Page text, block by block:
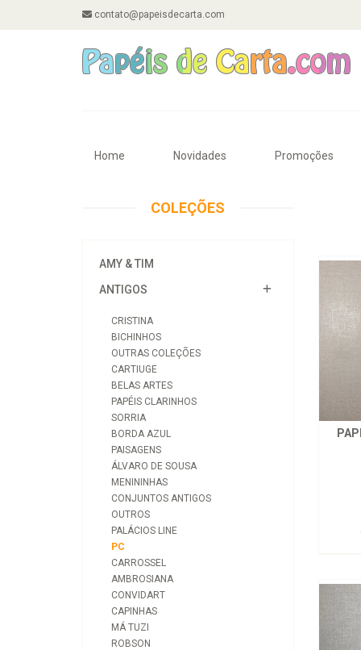
contato@papeisdecarta.com
Home Novidades Promoções
COLEÇÕES
AMY & TIM
ANTIGOS
CRISTINA
BICHINHOS
OUTRAS COLEÇÕES
CARTIUGE
BELAS ARTES
PAPÉIS CLARINHOS
SORRIA
BORDA AZUL
PAISAGENS
ÁLVARO DE SOUSA
MENININHAS
CONJUNTOS ANTIGOS
OUTROS
PALÁCIOS LINE
PC
CARROSSEL
AMBROSIANA
CONVIDART
CAPINHAS
MÁ TUZI
ROBSON